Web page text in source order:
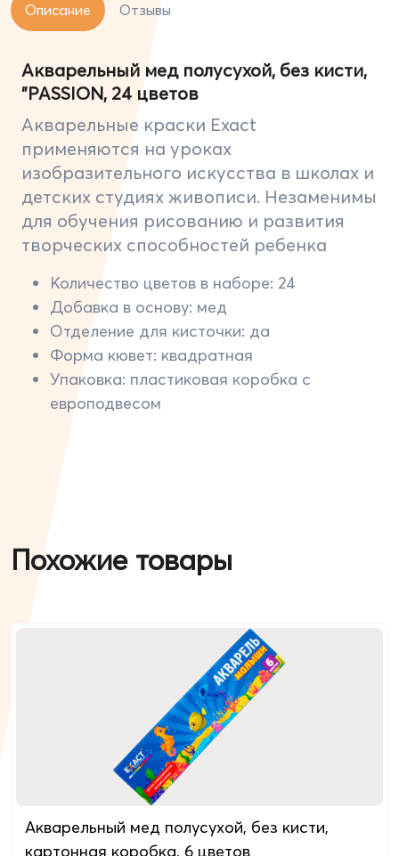
Описание Отзывы
Акварельный мед полусухой, без кисти,
"PASSION, 24 цветов
Акварельные краски Exact
применяются на уроках
изобразительного искусства в школах и
детских студиях живописи. Незаменимы
для обучения рисованию и развития
творческих способностей ребенка
Количество цветов в наборе: 24
Добавка в основу: мед
Отделение для кисточки: да
Форма кювет: квадратная
Упаковка: пластиковая коробка с
европодвесом
Похожие товары
Акварельный мед полусухой, без кисти,
картонная коробкa, 6 цветов